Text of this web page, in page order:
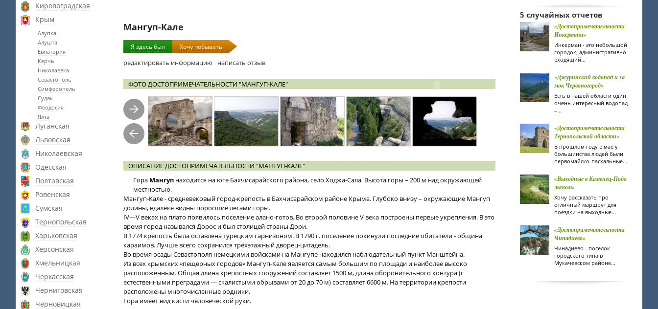
Кировоградская
Крым
Алупка
Алушта
Евпатория
Керчь
Николаевка
Севастополь
Симферополь
Судак
Феодосия
Ялта
Луганская
Львовская
Николаевская
Одесская
Полтавская
Ровенская
Сумская
Тернопольская
Харьковская
Херсонская
Хмельницкая
Черкасская
Черниговская
Черновицкая
Мангуп-Кале
Я здесь был Хочу побывать
редактировать информацию написать отзыв
ФОТО ДОСТОПРИМЕЧАТЕЛЬНОСТИ "МАНГУП-КАЛЕ"
ОПИСАНИЕ ДОСТОПРИМЕЧАТЕЛЬНОСТИ "МАНГУП-КАЛЕ"
Гора Мангуп находится на юге Бахчисарайского района, село Ходжа-Сала. Высота горы – 200 м над окружающей
местностью.
Мангуп-Кале - средневековый город-крепость в Бахчисарайском районе Крыма. Глубоко внизу – окружающие Мангуп
долины, вдалеке видны поросшие лесами горы.
IV—V веках на плато появилось поселение алано-готов. Во второй половине V века построены первые укрепления. В это
время город назывался Дорос и был столицей страны Дори.
В 1774 крепость была оставлена турецким гарнизоном. В 1790 г. поселение покинули последние обитатели - община
караимов. Лучше всего сохранился трёхэтажный дворец-цитадель.
Во время осады Севастополя немецкими войсками на Мангупе находился наблюдательный пункт Манштейна.
Из всех крымских «пещерных городов» Мангуп-Кале является самым большим по площади и наиболее высоко
расположенным. Общая длина крепостных сооружений составляет 1500 м, длина оборонительного контура (с
естественными преградами — скалистыми обрывами от 20 до 70 м) составляет 6600 м. На территории крепости
расположены многочисленные родники.
Гора имеет вид кисти человеческой руки.
5 случайных отчетов
«Достопримечательности
Инкермана»
Инкерман - это небольшой
городок, административно
входящий...
«Джуринский водопад и за
мок Червоногород»
Есть в нашей области один
очень интересный водопад
–...
«Достопримечательности
Тернопольской области»
В прошлом году в мае у
большинства людей были
первомайско-пасхальные...
«Выходные в Каменец-Подо
льском»
Хочу рассказать про
отличный маршрут для
поездки на выходные...
«Достопримечательности
Чинадиево»
Чинадиево - поселок
городского типа в
Мукачевском районе...